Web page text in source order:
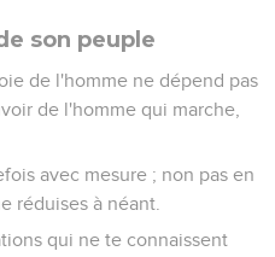
son peuple
de l'homme ne dépend pas
de l'homme qui marche,
avec mesure ; non pas en
réduises à néant.
qui ne te connaissent